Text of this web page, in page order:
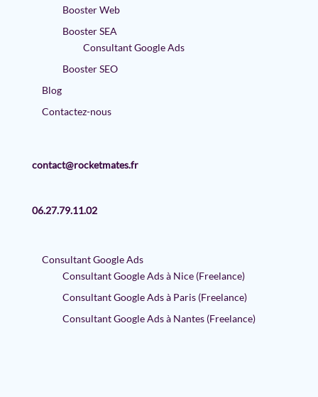
Booster Web
Booster SEA
Consultant Google Ads
Booster SEO
Blog
Contactez-nous
contact@rocketmates.fr
06.27.79.11.02
Consultant Google Ads
Consultant Google Ads à Nice (Freelance)
Consultant Google Ads à Paris (Freelance)
Consultant Google Ads à Nantes (Freelance)